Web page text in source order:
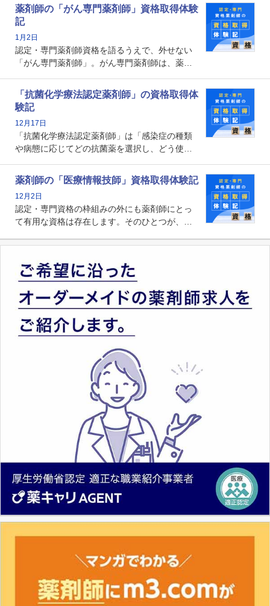
増えているのではないでしょうか。今回はそん
な救急認定薬剤師の取得体験記をご紹介しま
す。
薬剤師の「がん専門薬剤師」資格取得体験
記
1月2日
認定・専門薬剤師資格を語るうえで、外せない
「がん専門薬剤師」。がん専門薬剤師は、薬剤
関する資格として、2009年に発足しました。薬
剤師の専門性を活かして高度化するがん医療に
貢献する姿は、今も病院薬剤師にとって一目置
かれる存在です。
「抗菌化学療法認定薬剤師」の資格取得体
験記
12月17日
「抗菌化学療法認定薬剤師」は「感染症の種類
や病態に応じてどの抗菌薬を選択し、どう使っ
る薬剤師です。現在、感染防止対策加算の施設
基準に専任の薬剤師配置が挙げられており、今
後は感染症領域で薬剤師に、より多くの役割が
求められる可能性もあります。
薬剤師の「医療情報技師」資格取得体験記
12月2日
認定・専門資格の枠組みの外にも薬剤師にとっ
て有用な資格は存在します。そのひとつが、
査データ、投薬歴など非常に多岐にわたる医療
とは、病院薬剤師を中心に大きな武器になりま
す。